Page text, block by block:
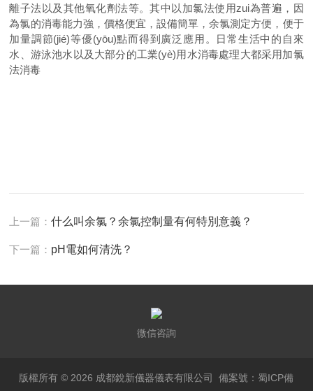
離子法以及其他氧化劑法等。其中以加氯法使用zui為普遍，因
為氯的消毒能力強，價格便宜，設備簡單，余氯測定方便，便于
加量調節(jié)等優(yōu)點而得到廣泛應用。日常生活中的自來
水、游泳池水以及大部分的工業(yè)用水消毒處理大都采用加氯
法消毒
上一篇：什么叫余氯？余氯控制量有何特別意義？
下一篇： pH電如何清洗？
微信咨詢
版權所有 © 2026 成都銳新儀器儀表有限公司備案號：蜀ICP備